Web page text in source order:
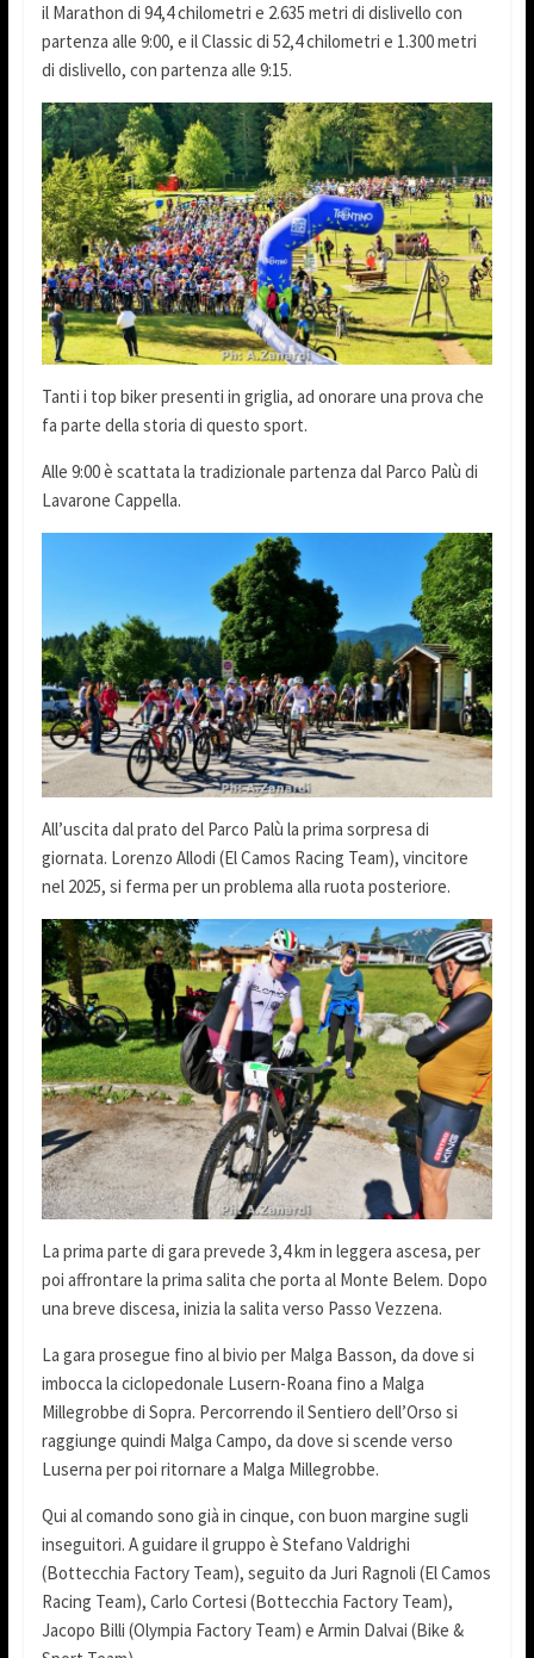
il Marathon di 94,4 chilometri e 2.635 metri di dislivello con
partenza alle 9:00, e il Classic di 52,4 chilometri e 1.300 metri
di dislivello, con partenza alle 9:15.
Tanti i top biker presenti in griglia, ad onorare una prova che
fa parte della storia di questo sport.
Alle 9:00 è scattata la tradizionale partenza dal Parco Palù di
Lavarone Cappella.
All’uscita dal prato del Parco Palù la prima sorpresa di
giornata. Lorenzo Allodi (El Camos Racing Team), vincitore
nel 2025, si ferma per un problema alla ruota posteriore.
La prima parte di gara prevede 3,4 km in leggera ascesa, per
poi affrontare la prima salita che porta al Monte Belem. Dopo
una breve discesa, inizia la salita verso Passo Vezzena.
La gara prosegue fino al bivio per Malga Basson, da dove si
imbocca la ciclopedonale Lusern-Roana fino a Malga
Millegrobbe di Sopra. Percorrendo il Sentiero dell’Orso si
raggiunge quindi Malga Campo, da dove si scende verso
Luserna per poi ritornare a Malga Millegrobbe.
Qui al comando sono già in cinque, con buon margine sugli
inseguitori. A guidare il gruppo è Stefano Valdrighi
(Bottecchia Factory Team), seguito da Juri Ragnoli (El Camos
Racing Team), Carlo Cortesi (Bottecchia Factory Team),
Jacopo Billi (Olympia Factory Team) e Armin Dalvai (Bike &